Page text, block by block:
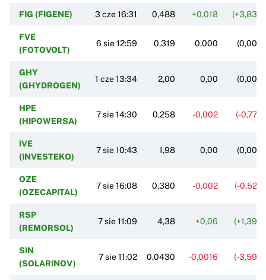
FIG (FIGENE) 3 cze 16:31 0,488 +0,018
FVE
(FOTOVOLT)
6 sie 12:59 0,319 0,000
GHY
(GHYDROGEN)
1 cze 13:34 2,00 0,00
HPE
(HIPOWERSA)
7 sie 14:30 0,258 -0,002 (-
IVE
(INVESTEKO)
7 sie 10:43 1,98 0,00
OZE
(OZECAPITAL)
7 sie 16:08 0,380 -0,002 (-
RSP
(REMORSOL)
7 sie 11:09 4,38 +0,06
SIN
(SOLARINOV)
7 sie 11:02 0,0430 -0,0016 (-